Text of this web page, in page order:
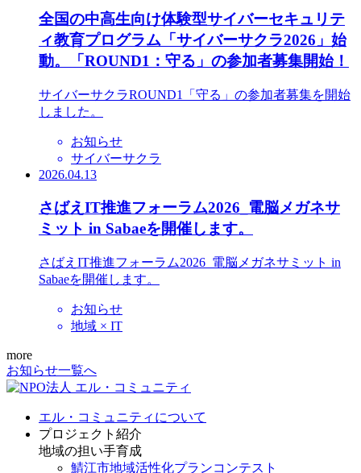
全国の中高生向け体験型サイバーセキュリテ
ィ教育プログラム「サイバーサクラ2026」始
動。「ROUND1：守る」の参加者募集開始！
サイバーサクラROUND1「守る」の参加者募集を開始
しました。
お知らせ
サイバーサクラ
2026.04.13
さばえIT推進フォーラム2026_電脳メガネサ
ミット in Sabaeを開催します。
さばえIT推進フォーラム2026_電脳メガネサミット in
Sabaeを開催します。
お知らせ
地域 × IT
more
お知らせ一覧へ
エル・コミュニティについて
プロジェクト紹介
地域の担い手育成
鯖江市地域活性化プランコンテスト